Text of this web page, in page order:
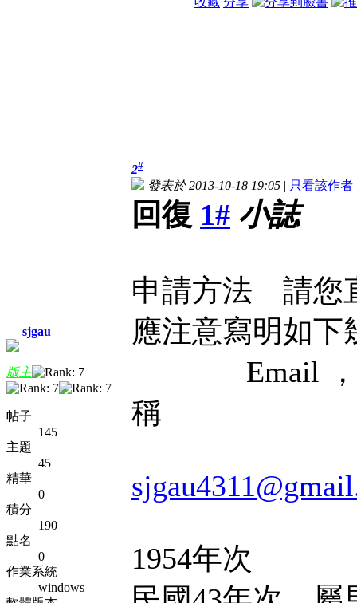
sjgau
版主
帖子
145
主題
45
精華
0
積分
190
點名
0
作業系統
windows
2#
發表於 2013-10-18 19:05 | 只看該作者
回復 1# 小誌
申請方法 請您
應注意寫明如下
Email ，年
稱
1954年次